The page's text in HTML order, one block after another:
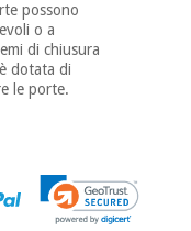
possono
o a
di chiusura
dotata di
le porte.